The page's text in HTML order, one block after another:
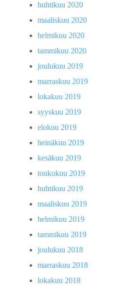
huhtikuu 2020
maaliskuu 2020
helmikuu 2020
tammikuu 2020
joulukuu 2019
marraskuu 2019
lokakuu 2019
syyskuu 2019
elokuu 2019
heinäkuu 2019
kesäkuu 2019
toukokuu 2019
huhtikuu 2019
maaliskuu 2019
helmikuu 2019
tammikuu 2019
joulukuu 2018
marraskuu 2018
lokakuu 2018